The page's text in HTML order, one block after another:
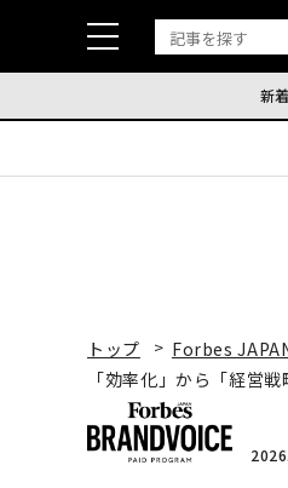
新
トップ Forbes
「効率化」から「経営